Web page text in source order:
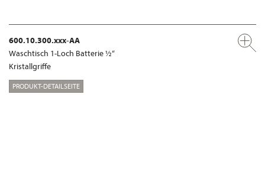
600.10.300.xxx-AA
Waschtisch 1-Loch Batterie ½“
Kristallgriffe
PRODUKT-DETAILSEITE